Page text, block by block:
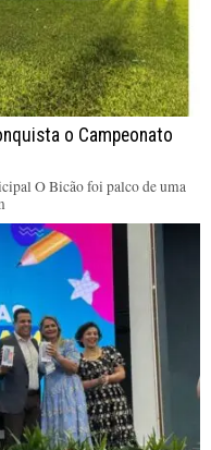
o Campeonato
O Bicão foi palco de uma